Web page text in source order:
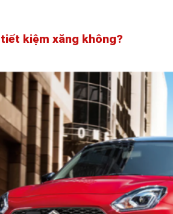
kiệm xăng không?